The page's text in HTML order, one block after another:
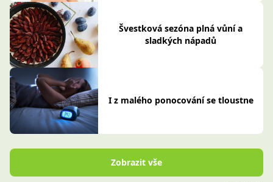
Švestková sezóna plná vůní a
sladkých nápadů
I z malého ponocování se tloustne
Zobrazit vše